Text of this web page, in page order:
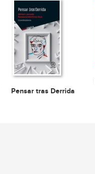
Pensar tras Derrida